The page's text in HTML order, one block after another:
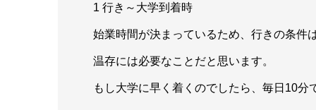
1 行き～大学到着時
始業時間が決まっているため、行きの条件
温存には必要なことだと思います。
もし大学に早く着くのでしたら、毎日10